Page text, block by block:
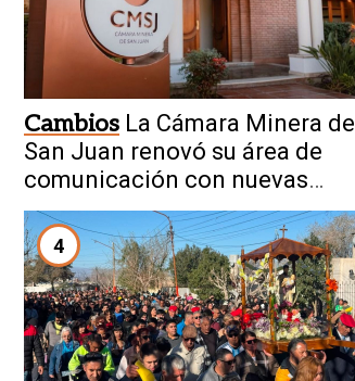
Cambios La Cámara Minera de
San Juan renovó su área de
comunicación con nuevas
figuras
4